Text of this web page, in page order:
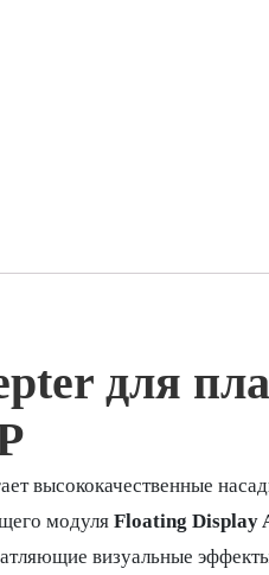
для
высококачественные
модуля Floating Display
визуальные